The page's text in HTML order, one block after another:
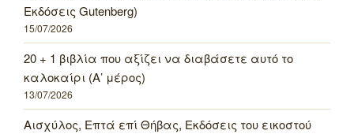
Εκδόσεις Gutenberg)
15/07/2026
20 + 1 βιβλία που αξίζει να διαβάσετε αυτό το
καλοκαίρι (Α’ μέρος)
13/07/2026
Αισχύλος, Επτά επί Θήβας, Εκδόσεις του εικοστού